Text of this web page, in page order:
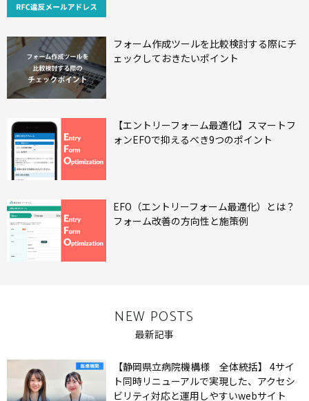
フォーム作成ツールを比較検討する際にチ
ェックしておきたいポイント
【エントリーフォーム最適化】スマートフ
ォンEFOで抑えるべき9つのポイント
EFO（エントリーフォーム最適化）とは？
フォーム改善の方向性と施策例
NEW POSTS
最新記事
【静岡県立病院機構様 全体統括】 4サイ
ト同時リニューアルで実現した、アクセシ
ビリティ対応と運用しやすいwebサイト